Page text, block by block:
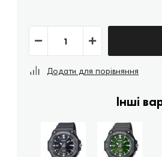
Додати для порівняння
Інші